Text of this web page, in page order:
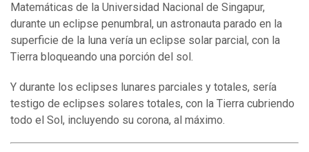
Matemáticas de la Universidad Nacional de Singapur,
durante un eclipse penumbral, un astronauta parado en la
superficie de la luna vería un eclipse solar parcial, con la
Tierra bloqueando una porción del sol.
Y durante los eclipses lunares parciales y totales, sería
testigo de eclipses solares totales, con la Tierra cubriendo
todo el Sol, incluyendo su corona, al máximo.